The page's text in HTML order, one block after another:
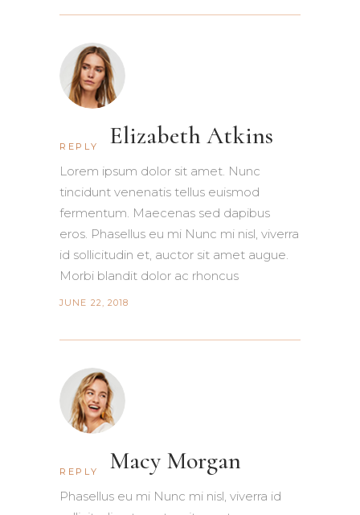
REPLY Elizabeth Atkins
Lorem ipsum dolor sit amet. Nunc
tincidunt venenatis tellus euismod
fermentum. Maecenas sed dapibus
eros. Phasellus eu mi Nunc mi nisl, viverra
id sollicitudin et, auctor sit amet augue.
Morbi blandit dolor ac rhoncus
JUNE 22, 2018
REPLY Macy Morgan
Phasellus eu mi Nunc mi nisl, viverra id